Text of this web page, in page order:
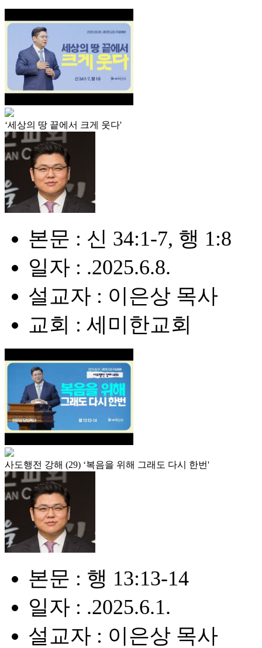
‘세상의 땅 끝에서 크게 웃다'
본문 : 신 34:1-7, 행 1:8
일자 : .2025.6.8.
설교자 : 이은상 목사
교회 : 세미한교회
사도행전 강해 (29) ‘복음을 위해 그래도 다시 한번'
본문 : 행 13:13-14
일자 : .2025.6.1.
설교자 : 이은상 목사